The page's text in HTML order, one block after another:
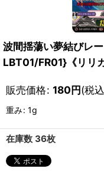
波間揺蕩い夢結びレ
LBT01/FR01}《リリ
販売価格: 180円(税
重み: 1g
在庫数 36枚